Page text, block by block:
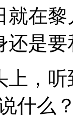
就在
是
上，
什么